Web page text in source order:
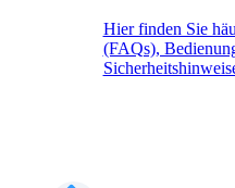
Hier finden Sie
(FAQs),